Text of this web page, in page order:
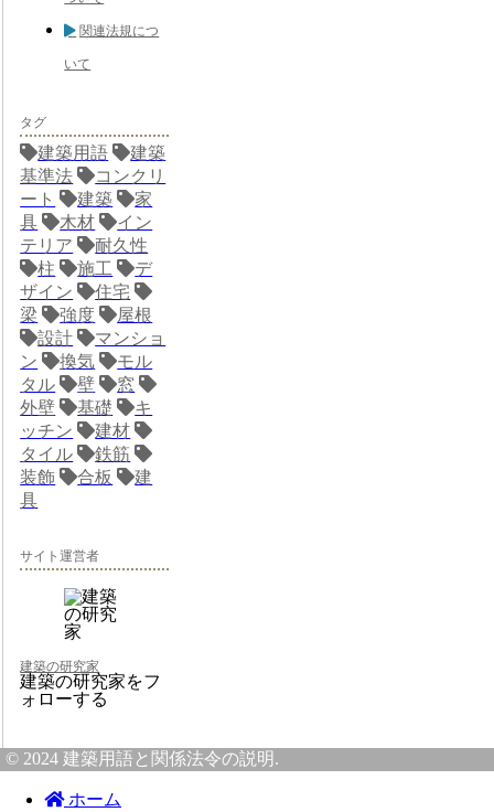
関連法規につ
いて
タグ
建築用語
建築
基準法
コンクリ
ート
建築
家
具
木材
イン
テリア
耐久性
柱
施工
デ
ザイン
住宅
梁
強度
屋根
設計
マンショ
ン
換気
モル
タル
壁
窓
外壁
基礎
キ
ッチン
建材
タイル
鉄筋
装飾
合板
建
具
サイト運営者
建築の研究家
建築の研究家をフ
ォローする
© 2024 建築用語と関係法令の説明.
ホーム